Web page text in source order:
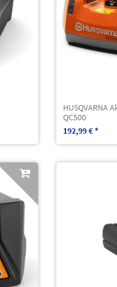
HUSQVARNA
QC500
192,99 € *